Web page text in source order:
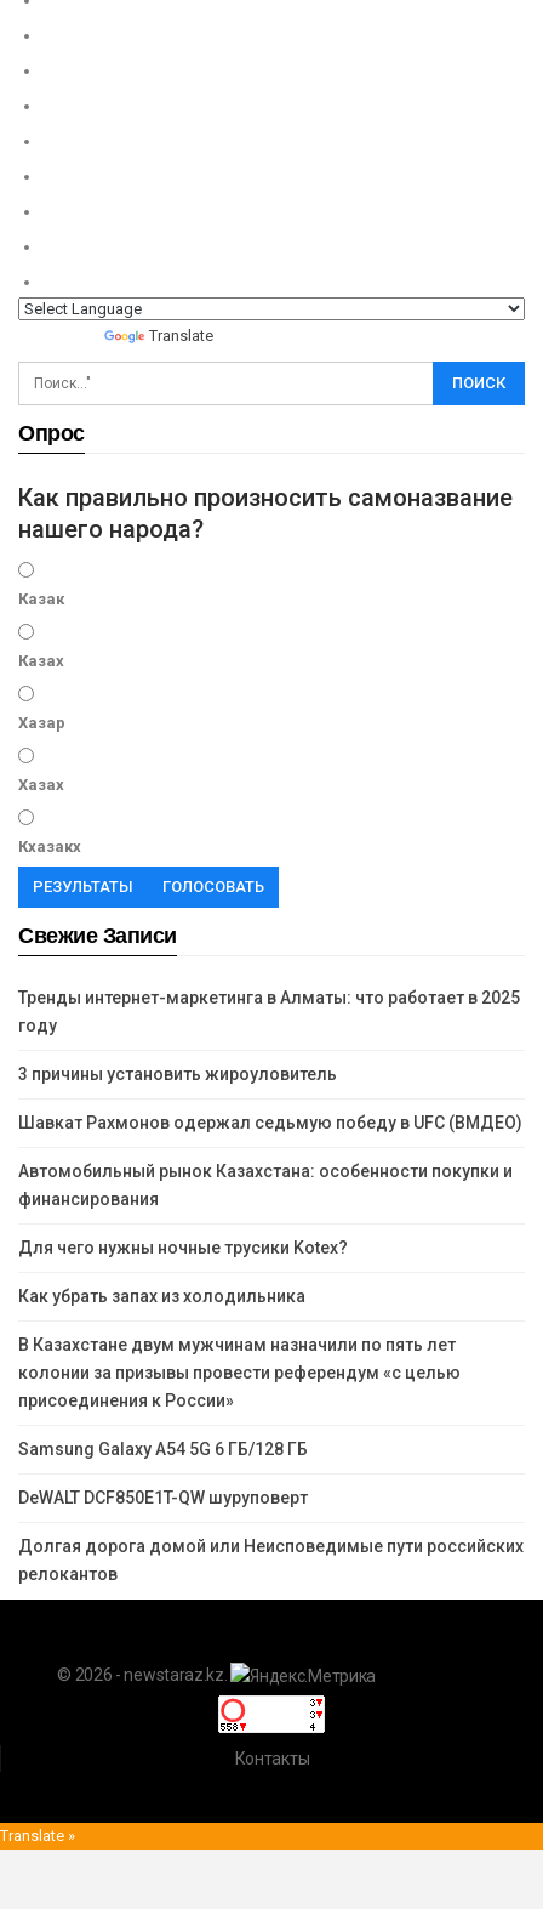
Translate
Опрос
Как правильно произносить самоназвание
нашего народа?
Казак
Казах
Хазар
Хазах
Кхазакх
РЕЗУЛЬТАТЫ ГОЛОСОВАТЬ
Свежие Записи
Тренды интернет-маркетинга в Алматы: что работает в 2025
году
3 причины установить жироуловитель
Шавкат Рахмонов одержал седьмую победу в UFC (ВМДЕО)
Автомобильный рынок Казахстана: особенности покупки и
финансирования
Для чего нужны ночные трусики Kotex?
Как убрать запах из холодильника
В Казахстане двум мужчинам назначили по пять лет
колонии за призывы провести референдум «с целью
присоединения к России»
Samsung Galaxy A54 5G 6 ГБ/128 ГБ
DeWALT DCF850E1T-QW шуруповерт
Долгая дорога домой или Неисповедимые пути российских
релокантов
© 2026 - newstaraz.kz.
Контакты
Translate »